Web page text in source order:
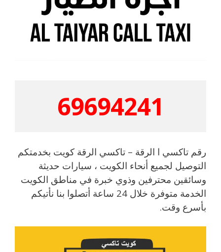
69694241
رقم تاكسي ا الرقة – تاكسي الرقة كويت بخدمتكم
التوصيل لجميع أنحاء الكويت ، سيارات حديثة
وسائقين محترفين وذوي خبرة في مناطق الكويت
الخدمة متوفرة خلال 24 ساعة أتصلوا بنا نأتيكم
بأسرع وقت.